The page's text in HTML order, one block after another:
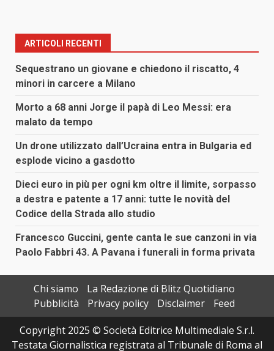
ARTICOLI RECENTI
Sequestrano un giovane e chiedono il riscatto, 4
minori in carcere a Milano
Morto a 68 anni Jorge il papà di Leo Messi: era
malato da tempo
Un drone utilizzato dall’Ucraina entra in Bulgaria ed
esplode vicino a gasdotto
Dieci euro in più per ogni km oltre il limite, sorpasso
a destra e patente a 17 anni: tutte le novità del
Codice della Strada allo studio
Francesco Guccini, gente canta le sue canzoni in via
Paolo Fabbri 43. A Pavana i funerali in forma privata
Chi siamo
La Redazione di Blitz Quotidiano
Pubblicità
Privacy policy Disclaimer
Feed
Copyright 2025 © Società Editrice Multimediale S.r.l.
Testata Giornalistica registrata al Tribunale di Roma al